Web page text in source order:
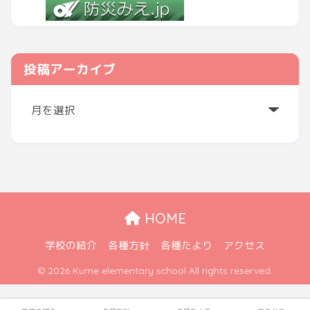
投稿アーカイブ
ア
HOME
学校の紹介 各種方針 各種たより アクセス
© 2026 Kume elementary school All rights reserved.